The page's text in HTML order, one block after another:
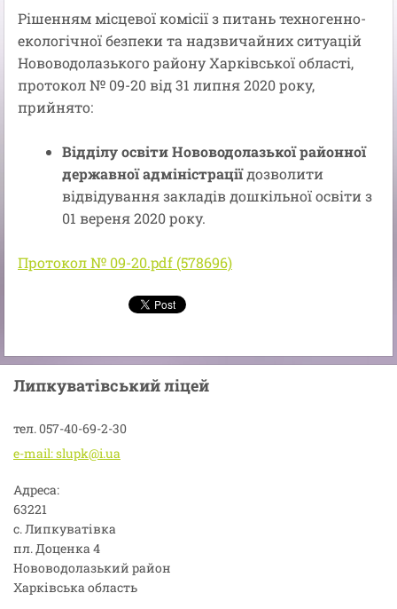
Рішенням місцевої комісії з питань техногенно-
екологічної безпеки та надзвичайних ситуацій
Нововодолазького району Харківської області,
протокол № 09-20 від 31 липня 2020 року,
прийнято:
Відділу освіти Нововодолазької районної
державної адміністраціїдозволити
відвідування закладів дошкільної освіти з
01 вереня 2020 року.
Протокол № 09-20.pdf (578696)
Липкуватівський ліцей
тел. 057-40-69-2-30
e-mail: slupk@i.ua
Адреса:
63221
с. Липкуватівка
пл. Доценка 4
Нововодолазький район
Харківська область